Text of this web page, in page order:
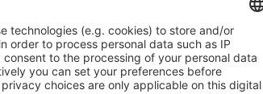
LGW Volo diretto
dettagli